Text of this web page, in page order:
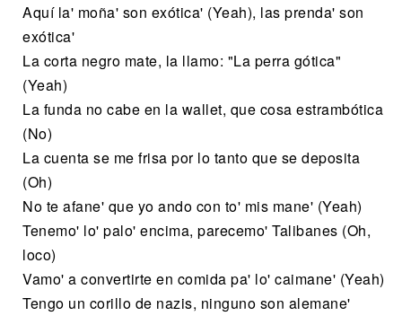
Aquí la' moña' son exótica' (Yeah), las prenda' son
exótica'
La corta negro mate, la llamo: "La perra gótica"
(Yeah)
La funda no cabe en la wallet, que cosa estrambótica
(No)
La cuenta se me frisa por lo tanto que se deposita
(Oh)
No te afane' que yo ando con to' mis mane' (Yeah)
Tenemo' lo' palo' encima, parecemo' Talibanes (Oh,
loco)
Vamo' a convertirte en comida pa' lo' caimane' (Yeah)
Tengo un corillo de nazis, ninguno son alemane'